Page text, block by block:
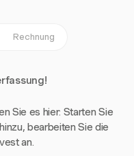
Rechnung
Sie es hier: Starten Sie
bearbeiten Sie die
an.